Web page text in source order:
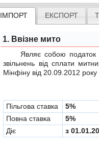
ІМПОРТ ЕКСПОРТ
1. Ввізне мито
Являє собою податок на
звiльнень вiд сплати
Мінфіну від 20.09.2012
Пільгова ставка
5%
Повна ставка
5%
Діє
з